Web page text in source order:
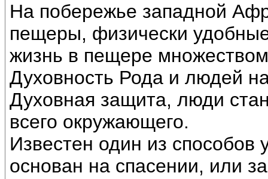
На побережье западной
пещеры, физически
жизнь в пещере
Духовность Рода и людей
Духовная защита, люди
всего окружающего.
Известен один из
основан на спасении, или